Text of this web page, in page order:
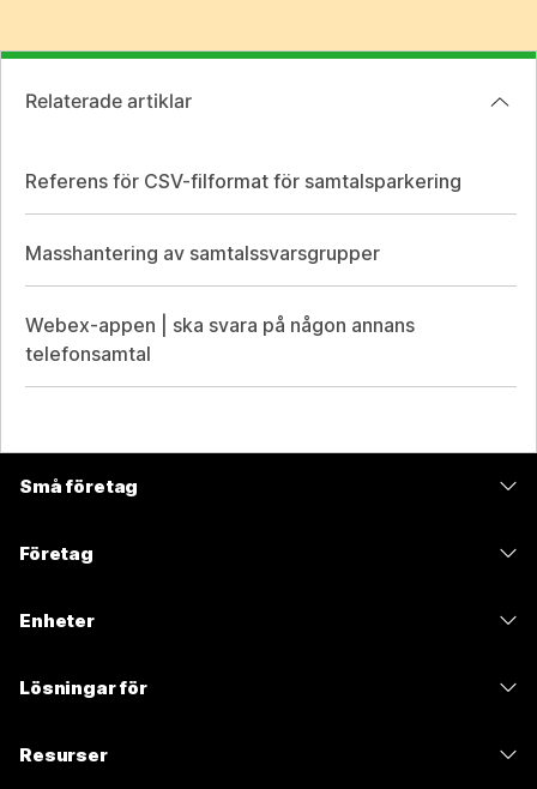
Relaterade artiklar
Referens för CSV-filformat för samtalsparkering
Masshantering av samtalssvarsgrupper
Webex-appen | ska svara på någon annans
telefonsamtal
Små företag
Företag
Enheter
Lösningar för
Resurser